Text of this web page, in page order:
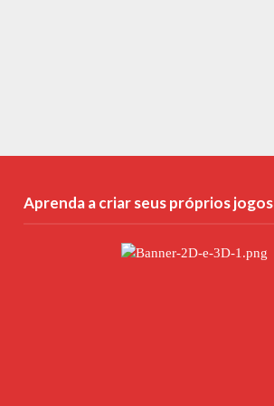
Aprenda a criar seus próprios jogos